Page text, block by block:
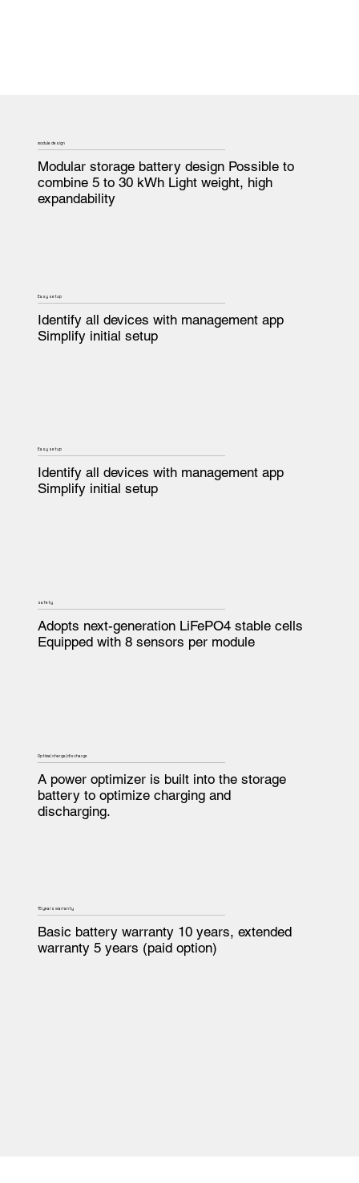
module design
Modular storage battery design Possible to
combine 5 to 30 kWh Light weight, high
expandability
Easy setup
Identify all devices with management app
Simplify initial setup
Easy setup
Identify all devices with management app
Simplify initial setup
safety
Adopts next-generation LiFePO4 stable cells
Equipped with 8 sensors per module
Optimal charge/discharge
A power optimizer is built into the storage
battery to optimize charging and
discharging.
15 years warranty
Basic battery warranty 10 years, extended
warranty 5 years (paid option)